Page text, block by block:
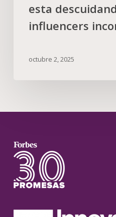
esta
influencers
octubre 2, 2025